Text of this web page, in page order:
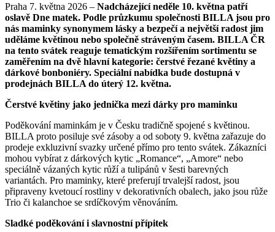
Praha 7. května 2026 – Nadcházející neděle 10. května patří
oslavě Dne matek. Podle průzkumu společnosti BILLA jsou pro
nás maminky synonymem lásky a bezpečí a největší radost jim
uděláme květinou nebo společně stráveným časem. BILLA ČR
na tento svátek reaguje tematickým rozšířením sortimentu se
zaměřením na dvě hlavní kategorie: čerstvé řezané květiny a
dárkové bonboniéry. Speciální nabídka bude dostupná v
prodejnách BILLA do úterý 12. května.
Čerstvé květiny jako jednička mezi dárky pro maminku
Poděkování maminkám je v Česku tradičně spojené s květinou.
BILLA proto posiluje své zásoby a od soboty 9. května zařazuje do
prodeje exkluzivní svazky určené přímo pro tento svátek. Zákazníci
mohou vybírat z dárkových kytic „Romance“, „Amore“ nebo
speciálně vázaných kytic růží a tulipánů v šesti barevných
variantách. Pro maminky, které preferují trvalejší radost, jsou
připraveny kvetoucí rostliny v dekorativních obalech, jako jsou růže
Trio či kalanchoe se srdíčkovým věnováním.
Sladké poděkování i slavnostní přípitek